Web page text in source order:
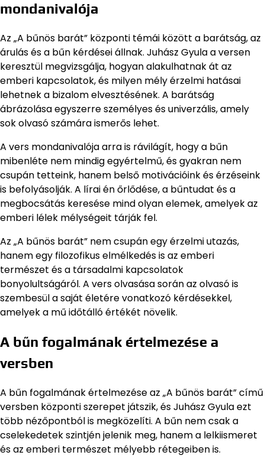
mondanivalója
Az „A bűnös barát” központi témái között a barátság, az
árulás és a bűn kérdései állnak. Juhász Gyula a versen
keresztül megvizsgálja, hogyan alakulhatnak át az
emberi kapcsolatok, és milyen mély érzelmi hatásai
lehetnek a bizalom elvesztésének. A barátság
ábrázolása egyszerre személyes és univerzális, amely
sok olvasó számára ismerős lehet.
A vers mondanivalója arra is rávilágít, hogy a bűn
mibenléte nem mindig egyértelmű, és gyakran nem
csupán tetteink, hanem belső motivációink és érzéseink
is befolyásolják. A lírai én őrlődése, a bűntudat és a
megbocsátás keresése mind olyan elemek, amelyek az
emberi lélek mélységeit tárják fel.
Az „A bűnös barát” nem csupán egy érzelmi utazás,
hanem egy filozofikus elmélkedés is az emberi
természet és a társadalmi kapcsolatok
bonyolultságáról. A vers olvasása során az olvasó is
szembesül a saját életére vonatkozó kérdésekkel,
amelyek a mű időtálló értékét növelik.
A bűn fogalmának értelmezése a
versben
A bűn fogalmának értelmezése az „A bűnös barát” című
versben központi szerepet játszik, és Juhász Gyula ezt
több nézőpontból is megközelíti. A bűn nem csak a
cselekedetek szintjén jelenik meg, hanem a lelkiismeret
és az emberi természet mélyebb rétegeiben is.